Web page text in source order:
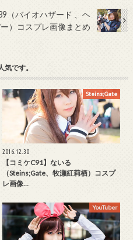
（バイオハザード 、ヘ
）コスプレ画像まとめ
気です。
Steins;Gate
2016.12.30
【コミケC91】ないる
（Steins;Gate、牧瀬紅莉栖）コスプ
レ画像…
YouTuber